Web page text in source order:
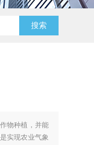
物种植，并能
实现农业气象